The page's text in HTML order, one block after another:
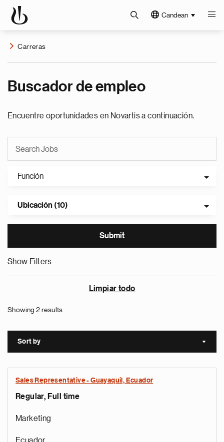
Candean
Carreras
Buscador de empleo
Encuentre oportunidades en Novartis a continuación.
Función
Ubicación (10)
Show Filters
Limpiar todo
Showing 2 results
Sort by Sort
Sales Representative - Guayaquil, Ecuador
Regular, Full time
Marketing